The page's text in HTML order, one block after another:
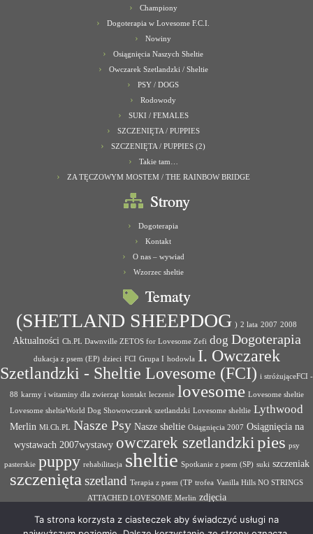
Championy
Dogoterapia w Lovesome F.C.I.
Nowiny
Osiągnięcia Naszych Sheltie
Owczarek Szetlandzki / Sheltie
PSY / DOGS
Rodowody
SUKI / FEMALES
SZCZENIĘTA / PUPPIES
SZCZENIĘTA / PUPPIES (2)
Takie tam…
ZA TĘCZOWYM MOSTEM / THE RAINBOW BRIDGE
Strony
Dogoterapia
Kontakt
O nas – wywiad
Wzorzec sheltie
Tematy
(SHETLAND SHEEPDOG ) 2 lata 2007 2008
Aktualności Ch.PL Dawnville ZETOS for Lovesome Zefi dog Dogoterapia
dukacja z psem (EP) dzieci FCI Grupa I hodowla I. Owczarek
Szetlandzki - Sheltie Lovesome (FCI) i stróżująceFCI -
88 karmy i witaminy dla zwierząt kontakt leczenie lovesome Lovesome sheltie
Lovesome sheltieWorld Dog Showowczarek szetlandzki Lovesome sheltlie Lythwood
Merlin Mł.Ch.PL Nasze Psy Nasze sheltie Osiągnięcia 2007 Osiągnięcia na
wystawach 2007wystawy owczarek szetlandzkipies psy
pasterskie puppy rehabilitacja sheltie Spotkanie z psem (SP) suki szczeniak
szczenięta szetland Terapia z psem (TP trofea Vanilla Hills NO STRINGS
ATTACHED LOVESOME Merlin zdjęcia
Ta strona korzysta z ciasteczek aby świadczyć usługi na